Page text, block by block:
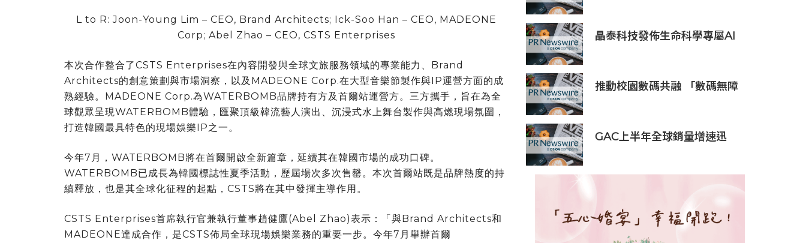
L to R: Joon-Young Lim – CEO, Brand Architects; Ick-Soo Han – CEO, MADEONE
Corp; Abel Zhao – CEO, CSTS Enterprises
本次合作整合了CSTS Enterprises在內容開發與全球文旅服務領域的專業能力、Brand
Architects的創意策劃與市場洞察，以及MADEONE Corp.在大型音樂節製作與IP運營方面的成
熟經驗。MADEONE Corp.為WATERBOMB品牌持有方及首爾站運營方。三方攜手，旨在為全
球觀眾呈現WATERBOMB體驗，匯聚頂級韓流藝人演出、沉浸式水上舞台製作與高燃現場氛圍，
打造韓國最具特色的現場娛樂IP之一。
今年7月，WATERBOMB將在首爾開啟全新篇章，延續其在韓國市場的成功口碑。
WATERBOMB已成長為韓國標誌性夏季活動，歷屆場次多次售罄。本次首爾站既是品牌熱度的持
續釋放，也是其全球化征程的起點，CSTS將在其中發揮主導作用。
CSTS Enterprises首席執行官兼執行董事趙健鷹(Abel Zhao)表示： 「與Brand Architects和
MADEONE達成合作，是CSTS佈局全球現場娛樂業務的重要一步。今年7月舉辦首爾
晶泰科技發佈生命科學專屬AI
研發閉環
推動校園數碼共融 「數碼無障
需要用戶
GAC上半年全球銷量增速迅